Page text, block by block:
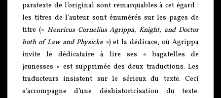
paratexte de l’original sont remarquables à cet égard :
les titres de l’auteur sont énumérés sur les pages de
titre (« Henricus Cornelius Agrippa, Knight, and Doctor
both of Law and Physicke») et la dédicace, où Agrippa
invite le dédicataire à lire ses « bagatelles de
jeunesses » est supprimée des deux traductions. Les
traducteurs insistent sur le sérieux du texte. Ceci
s’accompagne d’une déshistoricisation du texte.